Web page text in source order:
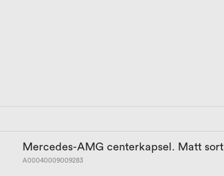
Mercedes-AMG centerkapsel. Matt sort
A00040009009283